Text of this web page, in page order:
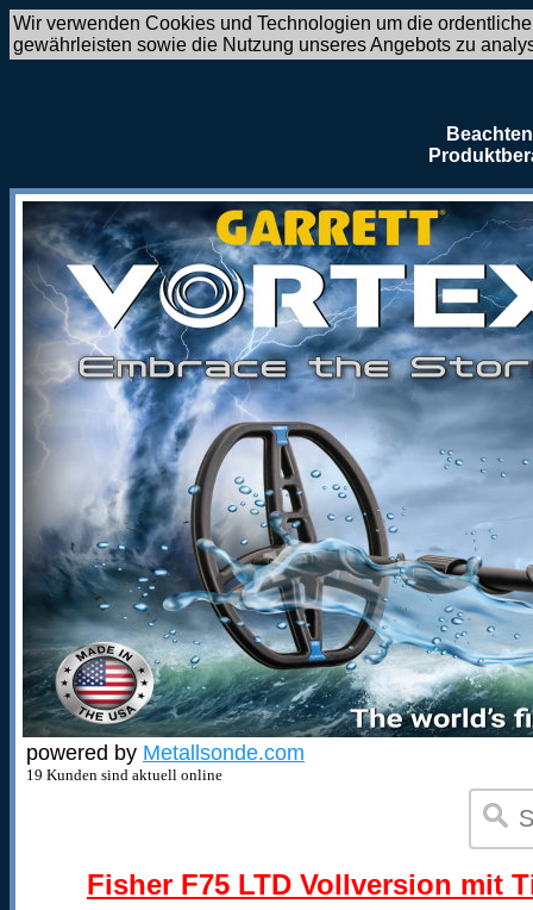
Wir verwenden Cookies und Technologien um die
gewährleisten sowie die Nutzung unseres Angebots zu
powered by Metallsonde.com
19 Kunden sind aktuell online
Fisher F75 LTD Vollversion mit